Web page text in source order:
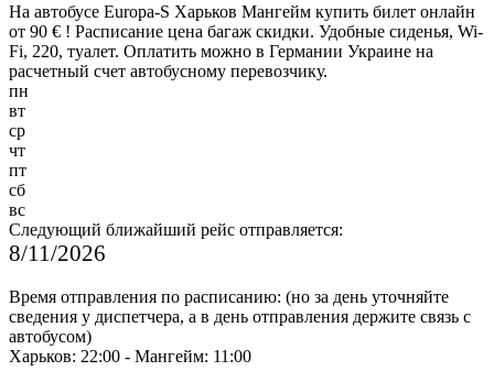
На автобусе Europa-S Харьков Мангейм купить билет онлайн
от 90 € ! Расписание цена багаж скидки. Удобные сиденья, Wi-
Fi, 220, туалет. Оплатить можно в Германии Украине на
расчетный счет автобусному перевозчику.
пн
вт
ср
чт
пт
сб
вс
Следующий ближайший рейс отправляется:
8/11/2026
Время отправления по расписанию: (но за день уточняйте
сведения у диспетчера, а в день отправления держите связь с
автобусом)
Харьков: 22:00 - Мангейм: 11:00